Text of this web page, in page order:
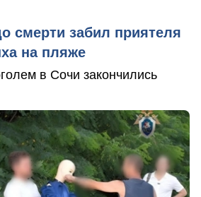
смерти забил приятеля
на пляже
в Сочи закончились